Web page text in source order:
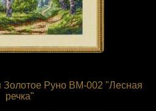
Руно ВМ-002 "Лесная
речка"